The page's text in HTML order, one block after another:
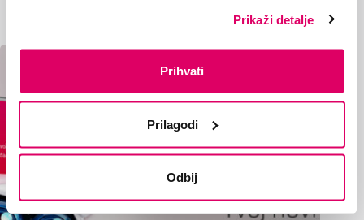
Prikaži detalje
Prihvati
Prilagodi
Odbij